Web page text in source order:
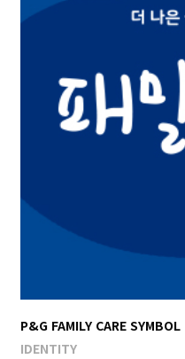
P&G FAMILY CARE SYMBOL
IDENTITY